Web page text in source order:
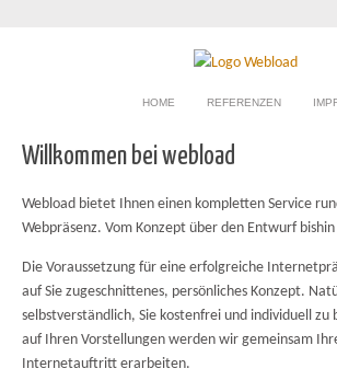
HOME REFERENZEN
Willkommen bei webload
Webload bietet Ihnen einen kompletten Service
Webpräsenz. Vom Konzept über den Entwurf
Die Voraussetzung für eine erfolgreiche
auf Sie zugeschnittenes, persönliches Konzept.
selbstverständlich, Sie kostenfrei und individuell
auf Ihren Vorstellungen werden wir gemeinsam
Internetauftritt erarbeiten.